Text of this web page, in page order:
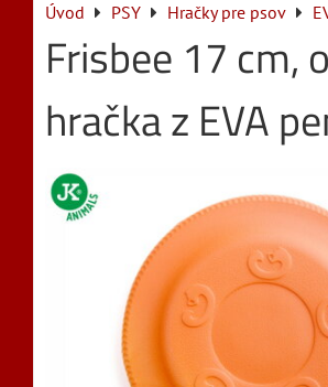
Úvod PSY Hračky pre psov
Frisbee 17 cm,
hračka z EVA